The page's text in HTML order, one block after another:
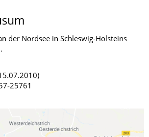
der Nordsee in Schleswig-Holsteins
25761